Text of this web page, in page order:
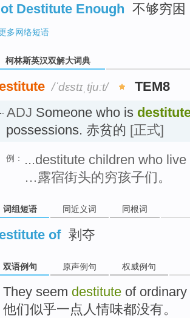
Destitute Enough 不够穷困
多网络短语
柯林斯英汉双解大词典
/ˈdɛstɪˌtjuːt/ TEM8
ADJ Someone who is
possessions. 赤贫的 [正式]
例：
...destitute children who
…露宿街头的穷孩子们。
词组短语 同近义词 同根词
of 剥夺
双语例句 原声例句 权威例句
They seem destitute of
他们似乎一点 人情味都没有。